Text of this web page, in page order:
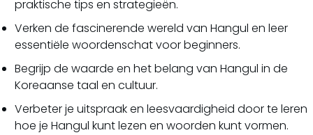
praktische tips en strategieën.
Verken de fascinerende wereld van Hangul en leer
essentiële woordenschat voor beginners.
Begrijp de waarde en het belang van Hangul in de
Koreaanse taal en cultuur.
Verbeter je uitspraak en leesvaardigheid door te leren
hoe je Hangul kunt lezen en woorden kunt vormen.